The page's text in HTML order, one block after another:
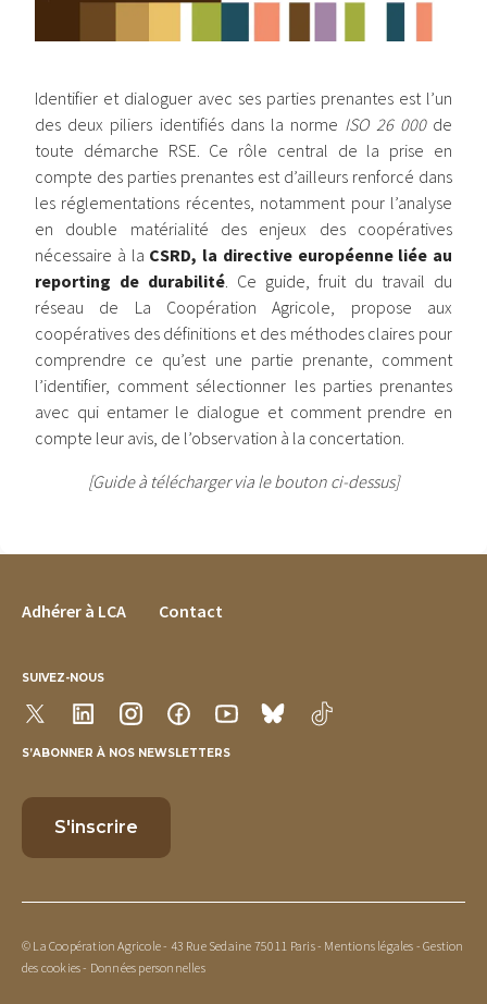
Identifier et dialoguer avec ses parties prenantes est l’un
des deux piliers identifiés dans la norme ISO 26 000de
toute démarche RSE. Ce rôle central de la prise en
compte des parties prenantes est d’ailleurs renforcé dans
les réglementations récentes, notamment pour l’analyse
en double matérialité des enjeux des coopératives
nécessaire à la CSRD, la directive européenne liée au
reporting de durabilité . Ce guide, fruit du travail du
réseau de La Coopération Agricole, propose aux
coopératives des définitions et des méthodes claires pour
comprendre ce qu’est une partie prenante, comment
l’identifier, comment sélectionner les parties prenantes
avec qui entamer le dialogue et comment prendre en
compte leur avis, de l’observation à la concertation.
[Guide à télécharger via le bouton ci-dessus]
FOOTER MENU
Adhérer à LCA Contact
SUIVEZ-NOUS
S’ABONNER À NOS NEWSLETTERS
© La Coopération Agricole - 43 Rue Sedaine 75011 Paris - Mentions légales -Gestion
des cookies- Données personnelles